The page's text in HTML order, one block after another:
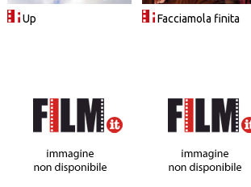
Up Facciamola finita